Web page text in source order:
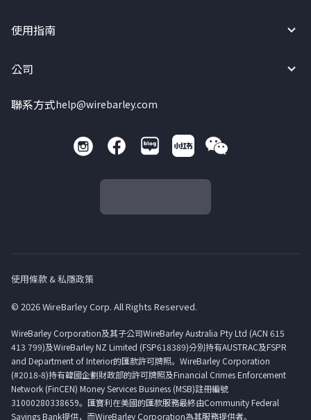
使用指南
公司
聯系方式help@wirebarley.com
使用條款 & 私隱政策
© 2026 WireBarley Corp. All Rights Reserved.
WireBarley Corporation及其子公司WireBarley Australia Pty Ltd (ACN 615
413 799)及WireBarley NZ Limited (FSP618389)分別持有AUSTRAC及FSPR
and Department of Interior的匯款許可牌照。WireBarley Corporation
(#2018-8)持有韓國企劃財政部的許可牌照及Financial Crimes Enforcement
Network (FinCEN) Money Services Business (MSB)註冊編號
31000280338659。匯寶利在美國的匯款服務最終由Community Federal
Savings Bank提供，而WireBarley Corporation為其服務提供者。